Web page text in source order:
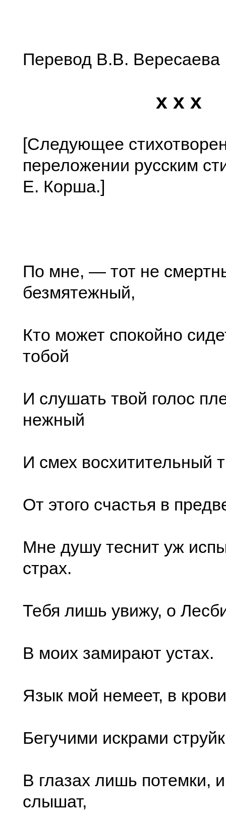
Перевод В.В. Вересаева
x x x
[Следующее
переложении русским
Е. Корша.]
По мне, — тот не
безмятежный,
Кто может спокойно
тобой
И слушать твой голос
нежный
И смех восхитительный
От этого счастья в
Мне душу теснит уж
страх.
Тебя лишь увижу, о
В моих замирают устах.
Язык мой немеет, в
Бегучими искрами
В глазах лишь потемки,
слышат,